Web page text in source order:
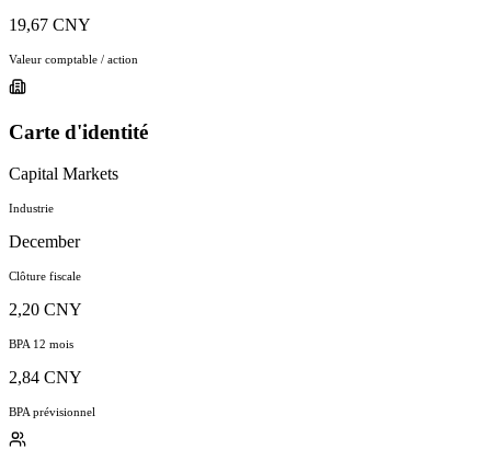
19,67 CNY
Valeur comptable / action
Carte d'identité
Capital Markets
Industrie
December
Clôture fiscale
2,20 CNY
BPA 12 mois
2,84 CNY
BPA prévisionnel